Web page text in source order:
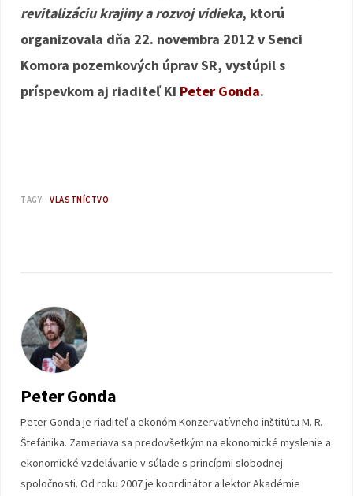
revitalizáciu krajiny a rozvoj vidieka, ktorú
organizovala dňa 22. novembra 2012 v Senci
Komora pozemkových úprav SR, vystúpil s
príspevkom aj riaditeľ KI Peter Gonda.
TAGY: VLASTNÍCTVO
Peter Gonda
Peter Gonda je riaditeľ a ekonóm Konzervatívneho inštitútu M. R.
Štefánika. Zameriava sa predovšetkým na ekonomické myslenie a
ekonomické vzdelávanie v súlade s princípmi slobodnej
spoločnosti. Od roku 2007 je koordinátor a lektor Akadémie